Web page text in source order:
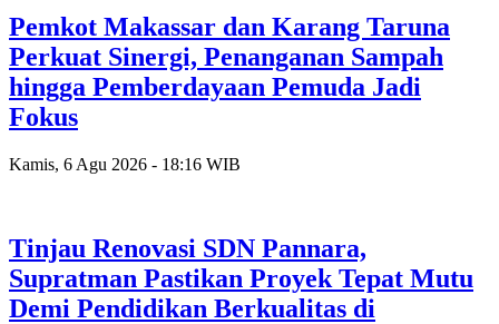
Pemkot Makassar dan Karang Taruna
Perkuat Sinergi, Penanganan Sampah
hingga Pemberdayaan Pemuda Jadi
Fokus
Kamis, 6 Agu 2026 - 18:16 WIB
Tinjau Renovasi SDN Pannara,
Supratman Pastikan Proyek Tepat Mutu
Demi Pendidikan Berkualitas di